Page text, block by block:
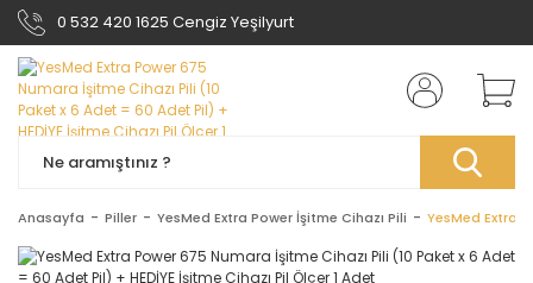
0 532 420 1625 Cengiz Yeşilyurt
Anasayfa Piller YesMed Extra Power İşitme Cihazı Pili YesMed Extra